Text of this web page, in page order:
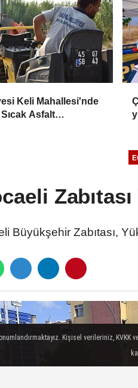
Keli Mahallesi'nde
Asfalt
Büyükşehir Zabıtası,
Kişisel verileriniz,